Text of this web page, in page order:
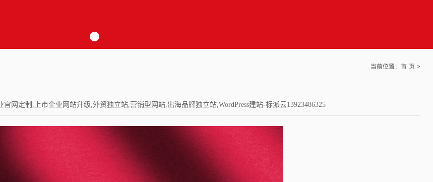
当前位置： 首 页 >
定制,上市企业网站升级,外贸独立站,营销型网站,出海品牌独立站,WordPress建站-标派云13923486325